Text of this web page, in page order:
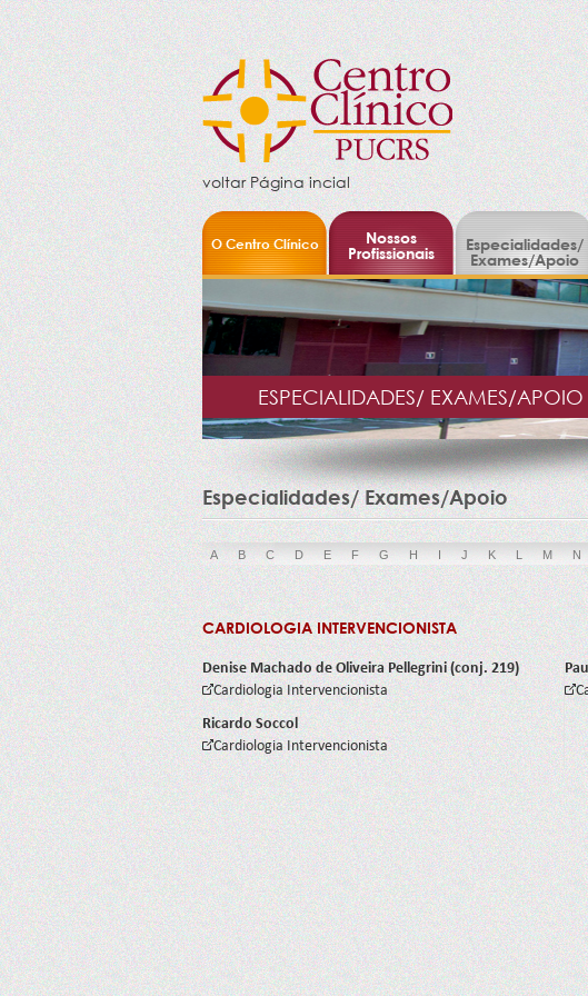
voltar Página incial
O Centro Clínico
Nossos
Profissionais
Especialidades/
Exames/Apoio
ESPECIALIDADES/ EXAMES/APOIO
Especialidades/ Exames/Apoio
A B C D E F G H I J K L M N
CARDIOLOGIA INTERVENCIONISTA
Denise Machado de Oliveira Pellegrini (conj. 219)
Cardiologia Intervencionista
Ricardo Soccol
Cardiologia Intervencionista